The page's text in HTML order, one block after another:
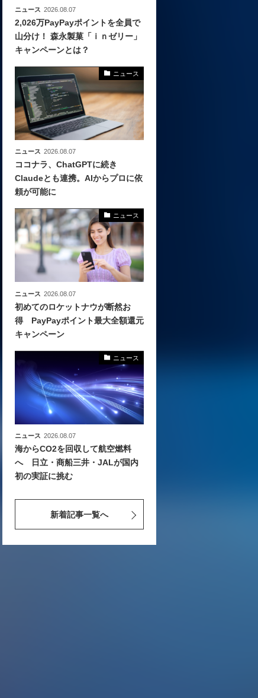
ニュース 2026.08.07
2,026万PayPayポイントを全員で
山分け！ 森永製菓「ｉｎゼリー」
キャンペーンとは？
ニュース
ニュース 2026.08.07
ココナラ、ChatGPTに続き
Claudeとも連携。AIからプロに依
頼が可能に
ニュース
ニュース 2026.08.07
初めてのロケットナウが断然お
得 PayPayポイント最大全額還元
キャンペーン
ニュース
ニュース 2026.08.07
海からCO2を回収して航空燃料
へ 日立・商船三井・JALが国内
初の実証に挑む
新着記事一覧へ